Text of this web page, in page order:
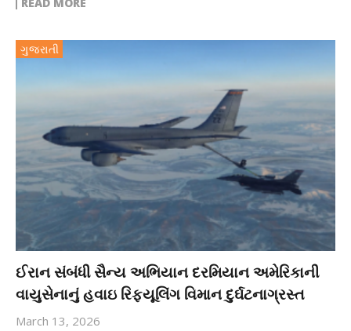
ગુજરાતી
ઈરાન સંબંધી સૈન્ય અભિયાન દરમિયાન અમેરિકાની
વાયુસેનાનું હવાઇ રિફ્યૂલિંગ વિમાન દુર્ઘટનાગ્રસ્ત
March 13, 2026